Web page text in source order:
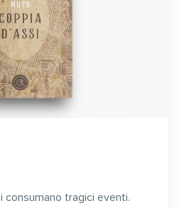
consumano tragici eventi.